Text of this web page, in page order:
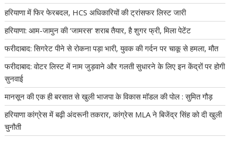
हरियाणा में फिर फेरबदल, HCS अधिकारियों की ट्रांसफर लिस्ट जारी
हरियाणा: आम-जामुन की ‘जामरस’ शराब तैयार, है शुगर फ्री, मिला पेटेंट
फरीदाबाद: सिगरेट पीने से रोकना पड़ा भारी, युवक की गर्दन पर चाकू से हमला, मौत
फरीदाबाद: वोटर लिस्ट में नाम जुड़वाने और गलती सुधारने के लिए इन केंद्रों पर होगी
सुनवाई
मानसून की एक ही बरसात से खुली भाजपा के विकास मॉडल की पोल : सुमित गौड़
हरियाणा कांग्रेस में बढ़ी अंदरूनी तकरार, कांग्रेस MLA ने बिजेंद्र सिंह को दी खुली
चुनौती